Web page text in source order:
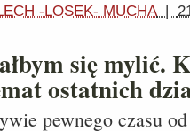
-LOSEK- MUCHA|
się mylić.
ostatnich
pewnego czasu